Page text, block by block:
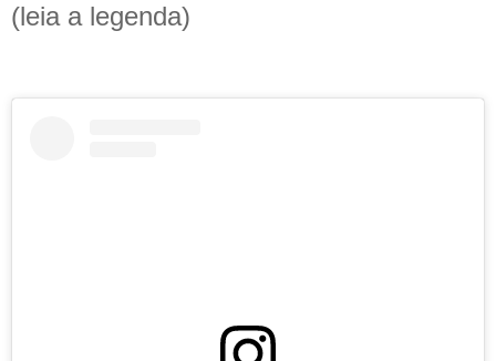
(leia a legenda)